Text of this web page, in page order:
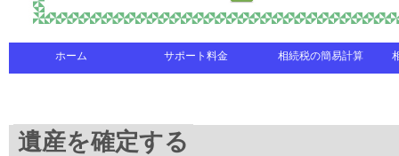
ホーム サポート料金 相続税の簡易計算
遺産を確定する